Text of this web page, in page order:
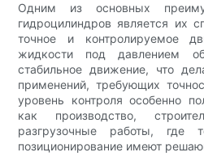
Одним из основных
гидроцилиндров является их
точное и контролируемое
жидкости под давлением
стабильное движение, что
применений, требующих
уровень контроля особенно
как производство,
разгрузочные работы, где
позиционирование имеют